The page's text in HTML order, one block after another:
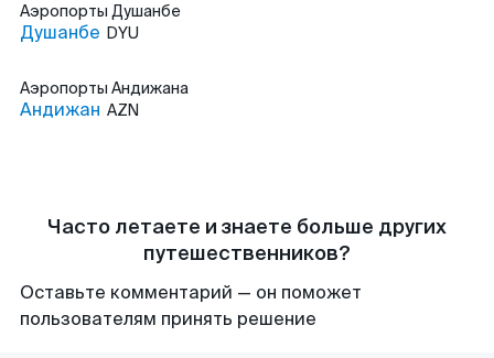
Аэропорты Душанбе
Душанбе DYU
Аэропорты Андижана
Андижан AZN
Часто летаете и знаете больше других
путешественников?
Оставьте комментарий — он поможет
пользователям принять решение